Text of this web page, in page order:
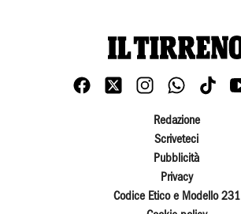
Redazione
Scriveteci
Pubblicità
Privacy
Codice Etico e Modello 231